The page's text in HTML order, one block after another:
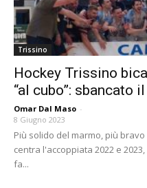
Trissino
Hockey Trissino
“al cubo”: sbancato
Omar Dal Maso -
8 Giugno 2023
Più solido del marmo, più
centra l'accoppiata 2022 e
fa...